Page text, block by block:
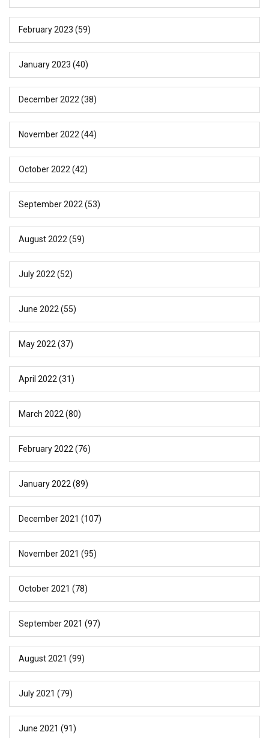
February 2023 (59)
January 2023 (40)
December 2022 (38)
November 2022 (44)
October 2022 (42)
September 2022 (53)
August 2022 (59)
July 2022 (52)
June 2022 (55)
May 2022 (37)
April 2022 (31)
March 2022 (80)
February 2022 (76)
January 2022 (89)
December 2021 (107)
November 2021 (95)
October 2021 (78)
September 2021 (97)
August 2021 (99)
July 2021 (79)
June 2021 (91)